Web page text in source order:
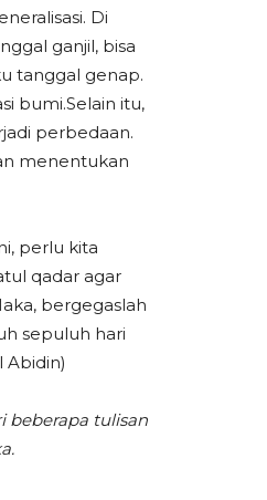
Di
ganjil, bisa
tanggal genap.
bumi.Selain itu,
perbedaan.
menentukan
perlu kita
qadar agar
bergegaslah
sepuluh hari
Abidin)
beberapa tulisan